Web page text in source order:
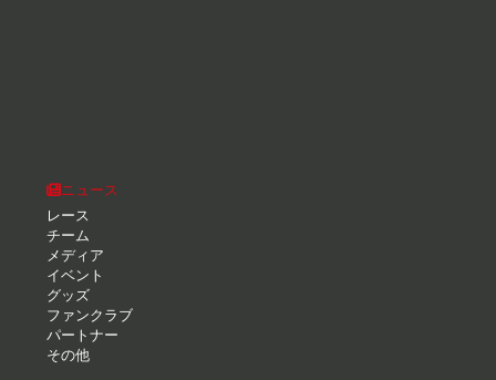
ニュース
レース
チーム
メディア
イベント
グッズ
ファンクラブ
パートナー
その他